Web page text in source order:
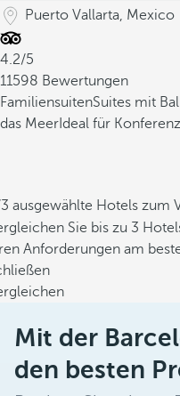
Puerto Vallarta, Mexico
4.2/5
11598 Bewertungen
FamiliensuitenSuites mit
das Meer Ideal für
ausgewählte Hotels zum
Sie bis zu 3
Anforderungen am
Mit der
den besten